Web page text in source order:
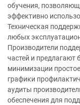
обучения,
эффективно
Техническая
любых
Производители
частей и
минимизации
графики
аудиты
обеспечения для